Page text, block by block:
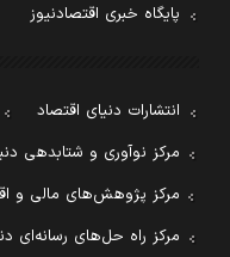
پایگاه خبری اقتصادنیوز
انتشارات دنیای اقتصاد
مرکز نوآوری و شتابدهی
مرکز پژوهش‌های مالی و
مرکز راه حل‌های رسانه‌ای